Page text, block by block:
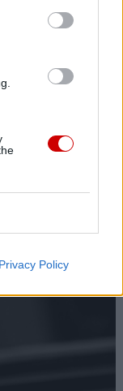
Privacy Policy
znosić